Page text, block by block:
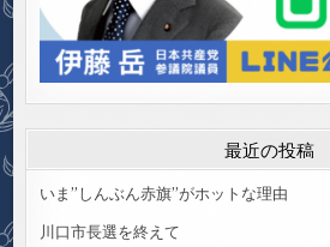
最近の投稿
いま”しんぶん赤旗”がホットな理由
川口市長選を終えて